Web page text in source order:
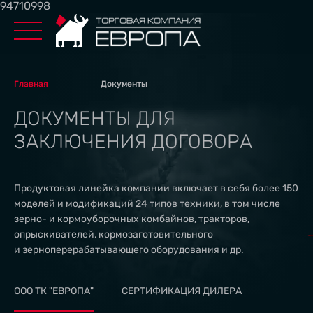
94710998
Главная Документы
ДОКУМЕНТЫ ДЛЯ
ЗАКЛЮЧЕНИЯ ДОГОВОРА
Продуктовая линейка компании включает в себя более 150
моделей и модификаций 24 типов техники, в том числе
зерно- и кормоуборочных комбайнов, тракторов,
опрыскивателей, кормозаготовительного
и зерноперерабатывающего оборудования и др.
ООО ТК "ЕВРОПА" СЕРТИФИКАЦИЯ ДИЛЕРА